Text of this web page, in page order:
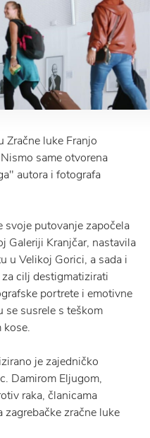
Zračne luke Franjo
same otvorena
autora i fotografa
svoje putovanje započela
Galeriji Kranjčar, nastavila
u Velikoj Gorici, a sada i
cilj destigmatizirati
portrete i emotivne
se susrele s teškom
kose.
je zajedničko
Damirom Eljugom,
raka, članicama
zračne luke